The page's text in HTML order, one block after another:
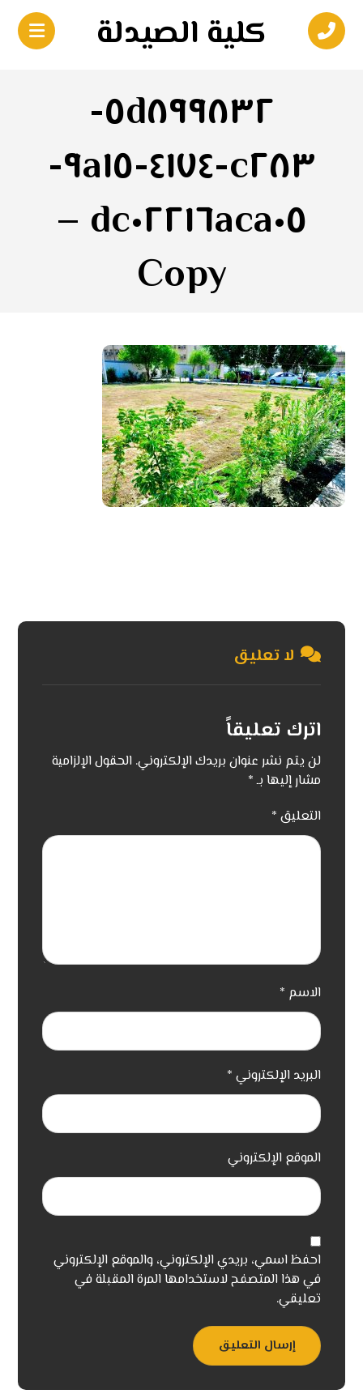
كلية الصيدلة
٥d٨٩٩٨٣٢-
c٢٨٣-٤١٧٤-٩a١٥-
dc٠٢٢١٦aca٠٥ –
Copy
لا تعليق
اترك تعليقاً
لن يتم نشر عنوان بريدك الإلكتروني. الحقول الإلزامية
مشار إليها بـ*
التعليق *
الاسم *
البريد الإلكتروني *
الموقع الإلكتروني
احفظ اسمي، بريدي الإلكتروني، والموقع الإلكتروني
في هذا المتصفح لاستخدامها المرة المقبلة في
تعليقي.
إرسال التعليق